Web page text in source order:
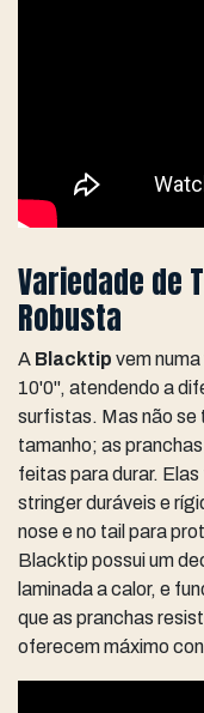
Variedade de
Robusta
A Blacktip vem
10'0", atendendo a
surfistas. Mas não se
tamanho; as
feitas para durar.
stringer duráveis e
nose e no tail para
Blacktip possui um
laminada a calor, e
que as pranchas
oferecem máximo